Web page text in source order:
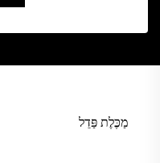
מַכֶּלֶת פַּדֵל